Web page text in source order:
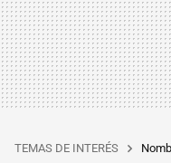
TEMAS DE INTERÉS